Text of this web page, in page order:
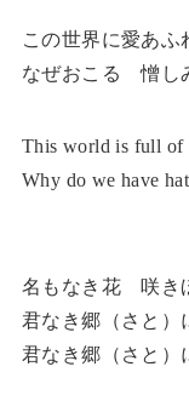
この世界に愛あふ
なぜおこる 憎
This world is full of
Why do we have
名もなき花 咲き
君なき郷（さと
君なき郷（さと